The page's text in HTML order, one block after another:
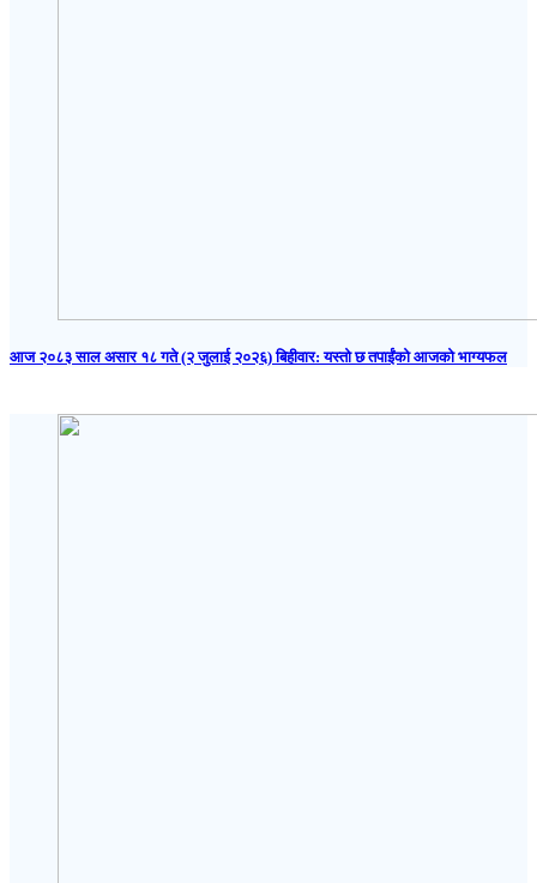
आज २०८३ साल असार १८ गते (२ जुलाई २०२६) बिहीवार: यस्तो छ तपाईंको आजको भाग्यफल